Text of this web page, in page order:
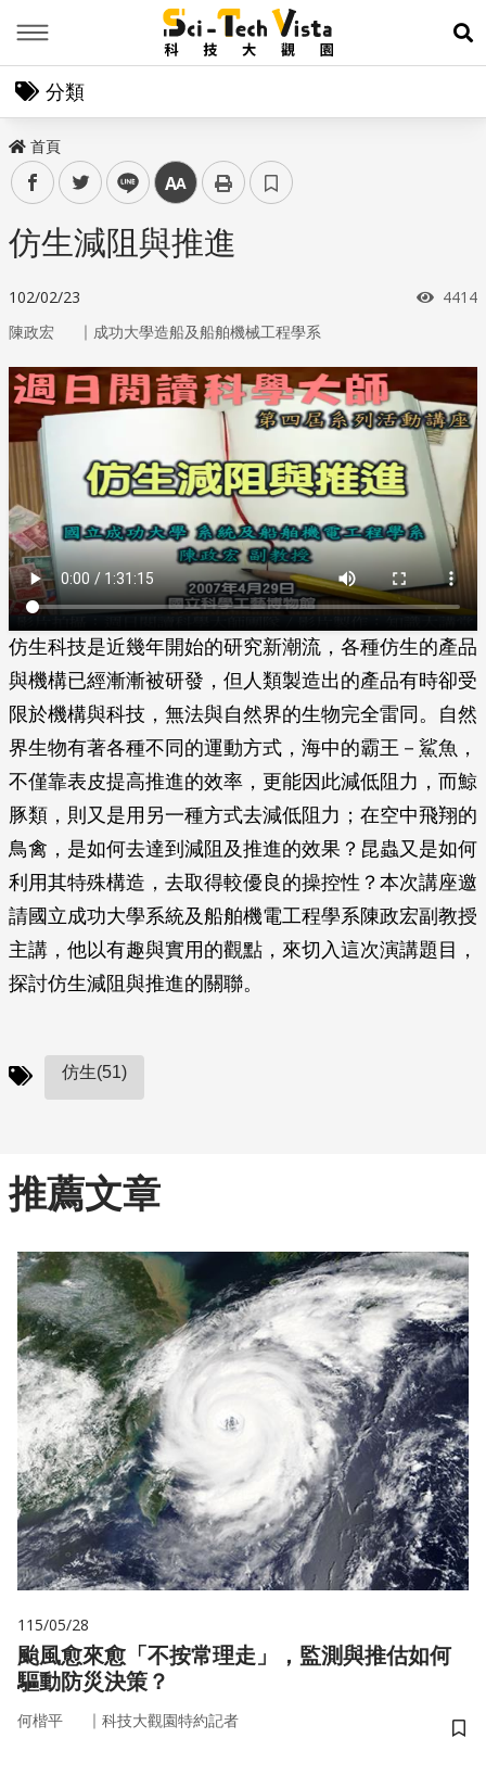
展
分類
首頁
facebooktwitter line 中
仿生減阻與推進
102/02/23 瀏覽
4414
陳政宏 ｜ 成功大學造船及船舶機械工程學系
仿生科技是近幾年開始的研究新潮流，各種仿生的產品
與機構已經漸漸被研發，但人類製造出的產品有時卻受
限於機構與科技，無法與自然界的生物完全雷同。自然
界生物有著各種不同的運動方式，海中的霸王－鯊魚，
不僅靠表皮提高推進的效率，更能因此減低阻力，而鯨
豚類，則又是用另一種方式去減低阻力；在空中飛翔的
鳥禽，是如何去達到減阻及推進的效果？昆蟲又是如何
利用其特殊構造，去取得較優良的操控性？本次講座邀
請國立成功大學系統及船舶機電工程學系陳政宏副教授
主講，他以有趣與實用的觀點，來切入這次演講題目，
探討仿生減阻與推進的關聯。
仿生(51)
推薦文章
115/05/28
颱風愈來愈「不按常理走」，監測與推估如何
驅動防災決策？
何楷平 ｜ 科技大觀園特約記者
儲